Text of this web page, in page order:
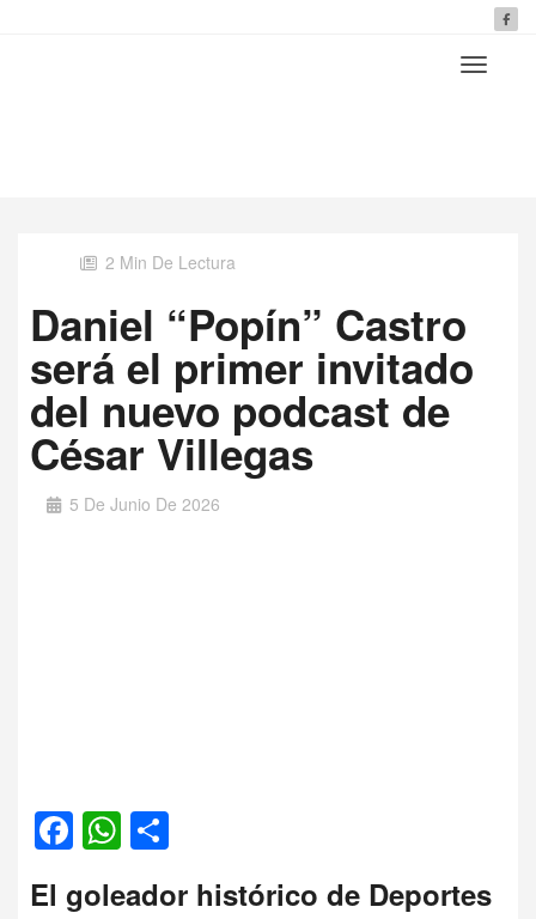
2 Min De Lectura
Daniel “Popín” Castro
será el primer invitado
del nuevo podcast de
César Villegas
5 De Junio De 2026
Facebook
WhatsApp
El goleador histórico de Deportes